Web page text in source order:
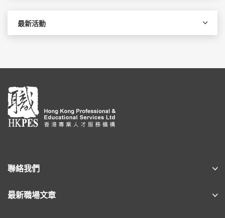
最新活動
聯絡我們
最新職場文章